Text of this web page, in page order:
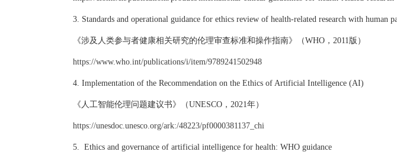
3. Standards and operational guidance for ethics review of health-related research with human
《涉及人类参与者健康相关研究的伦理审查标准和操作指南》（WHO，2011版）
https://www.who.int/publications/i/item/9789241502948
4.Implementation of the Recommendation on the Ethics of Artificial Intelligence (AI)
《人工智能伦理问题建议书》（UNESCO，2021年）
https://unesdoc.unesco.org/ark:/48223/pf0000381137_chi
5.Ethics and governance of artificial intelligence for health: WHO guidance